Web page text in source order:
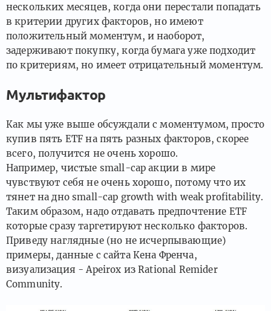
нескольких месяцев, когда они перестали попадать
в критерии других факторов, но имеют
положительный моментум, и наоборот,
задерживают покупку, когда бумага уже подходит
по критериям, но имеет отрицательный моментум.
Мультифактор
Как мы уже выше обсуждали с моментумом, просто
купив пять ETF на пять разных факторов, скорее
всего, получится не очень хорошо.
Например, чистые small-cap акции в мире
чувствуют себя не очень хорошо, потому что их
тянет на дно small-cap growth with weak profitability.
Таким образом, надо отдавать предпочтение ETF
которые сразу таргетируют несколько факторов.
Приведу наглядные (но не исчерпывающие)
примеры, данные с сайта Кена Френча,
визуализация - Apeirox из Rational Remider
Community.